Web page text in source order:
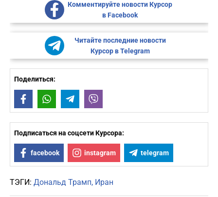
Комментируйте новости Курсор
в Facebook
Читайте последние новости
Курсор в Telegram
Поделиться:
FacebookWhatsAppTelegram
Подписаться на соцсети Курсора:
facebook instagram telegram
ТЭГИ: Дональд Трамп Иран